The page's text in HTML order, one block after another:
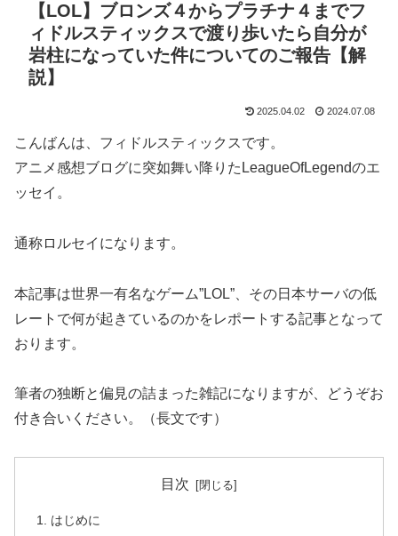
【LOL】ブロンズ４からプラチナ４までフ
ィドルスティックスで渡り歩いたら自分が
岩柱になっていた件についてのご報告【解
説】
2025.04.02 2024.07.08
こんばんは、フィドルスティックスです。
アニメ感想ブログに突如舞い降りたLeagueOfLegendのエ
ッセイ。
通称ロルセイになります。
本記事は世界一有名なゲーム”LOL”、その日本サーバの低
レートで何が起きているのかをレポートする記事となって
おります。
筆者の独断と偏見の詰まった雑記になりますが、どうぞお
付き合いください。（長文です）
目次
はじめに